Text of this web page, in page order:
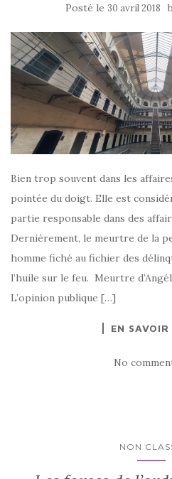
Posté le 30 avril 2018
Bien trop souvent dans les
pointée du doigt. Elle est
partie responsable dans des
Dernièrement, le meurtre de la
homme fiché au fichier des
l’huile sur le feu. Meurtre
L’opinion publique […]
EN SAVOIR
No
NON